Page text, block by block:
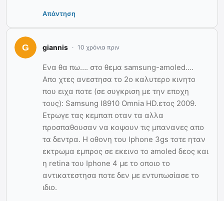
Απάντηση
giannis 10 χρόνια πριν
Ενα θα πω…. στο θεμα samsung-amoled….
Απο χτες ανεστησα το 2ο καλυτερο κινητο
που ειχα ποτε (σε συγκριση με την εποχη
τους): Samsung I8910 Omnia HD.ετος 2009.
Ετρωγε τας κεμπαπ οταν τα αλλα
προσπαθουσαν να κοψουν τις μπανανες απο
τα δεντρα. Η οθονη του Iphone 3gs τοτε ηταν
εκτρωμα εμπρος σε εκεινο το amoled δεος και
η retina του Iphone 4 με το οποιο το
αντικατεστησα ποτε δεν με εντυπωσίασε το
ιδιο.